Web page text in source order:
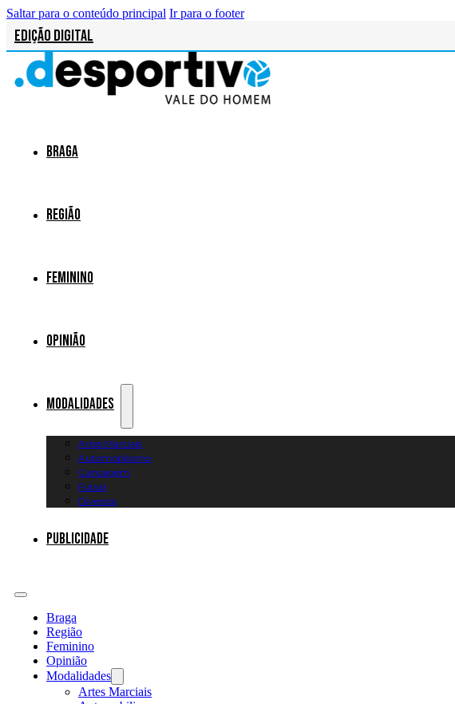
Saltar para o conteúdo principal Ir para o footer
Edição Digital
Braga
Região
Feminino
Opinião
Modalidades
Artes Marciais
Automobilismo
Canoagem
Futsal
Diversos
Publicidade
Braga
Região
Feminino
Opinião
Modalidades
Artes Marciais